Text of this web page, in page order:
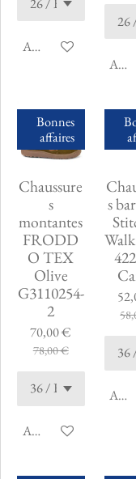
Ajouter au panier
Bonnes
affaires
Chaussure
s
montantes
FRODD
O TEX
Olive
G3110254-
2
70,00 €
78,00 €
Ajouter au panier
s